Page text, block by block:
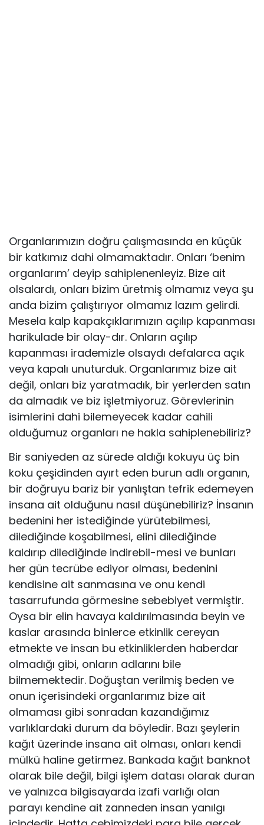
Organlarımızın doğru çalışmasında en küçük
bir katkımız dahi olmamaktadır. Onları ‘benim
organlarım’ deyip sahiplenenleyiz. Bize ait
olsalardı, onları bizim üretmiş olmamız veya şu
anda bizim çalıştırıyor olmamız lazım gelirdi.
Mesela kalp kapakçıklarımızın açılıp kapanması
harikulade bir olay-dır. Onların açılıp
kapanması irademizle olsaydı defalarca açık
veya kapalı unuturduk. Organlarımız bize ait
değil, onları biz yaratmadık, bir yerlerden satın
da almadık ve biz işletmiyoruz. Görevlerinin
isimlerini dahi bilemeyecek kadar cahili
olduğumuz organları ne hakla sahiplenebiliriz?
Bir saniyeden az sürede aldığı kokuyu üç bin
koku çeşidinden ayırt eden burun adlı organın,
bir doğruyu bariz bir yanlıştan tefrik edemeyen
insana ait olduğunu nasıl düşünebiliriz? İnsanın
bedenini her istediğinde yürütebilmesi,
dilediğinde koşabilmesi, elini dilediğinde
kaldırıp dilediğinde indirebil-mesi ve bunları
her gün tecrübe ediyor olması, bedenini
kendisine ait sanmasına ve onu kendi
tasarrufunda görmesine sebebiyet vermiştir.
Oysa bir elin havaya kaldırılmasında beyin ve
kaslar arasında binlerce etkinlik cereyan
etmekte ve insan bu etkinliklerden haberdar
olmadığı gibi, onların adlarını bile
bilmemektedir. Doğuştan verilmiş beden ve
onun içerisindeki organlarımız bize ait
olmaması gibi sonradan kazandığımız
varlıklardaki durum da böyledir. Bazı şeylerin
kağıt üzerinde insana ait olması, onları kendi
mülkü haline getirmez. Bankada kağıt banknot
olarak bile değil, bilgi işlem datası olarak duran
ve yalnızca bilgisayarda izafi varlığı olan
parayı kendine ait zanneden insan yanılgı